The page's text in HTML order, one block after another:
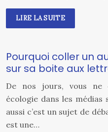
LIRE LA SUITE
Pourquoi coller un
sur sa boite aux
De nos jours, vous ne
écologie dans les médias
aussi c’est un sujet de
est une…